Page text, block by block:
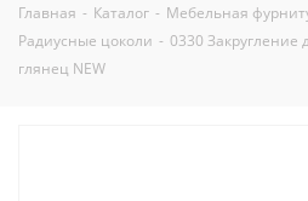
Главная - Каталог - Мебельная
Радиусные цоколи - 0330
глянец NEW